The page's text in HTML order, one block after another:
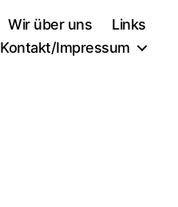
Wir über uns
Links
Kontakt/Impressum